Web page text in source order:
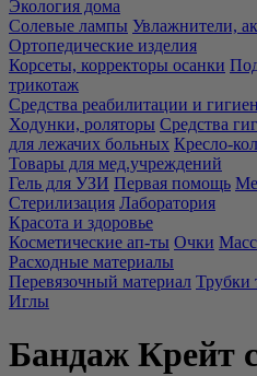
Экология дома
Солевые лампы Увлажнители,
Ортопедические изделия
Корсеты, корректоры осанки
трикотаж
Средства реабилитации и
Ходунки, роляторы Средства
для лежачих больных Кресло-
Товары для мед.учреждений
Гель для УЗИ Первая помощь
Стерилизация Лаборатория
Красота и здоровье
Косметические ап-ты Очки
Расходные материалы
Перевязочный материал Трубки
Иглы
Бандаж Крейт